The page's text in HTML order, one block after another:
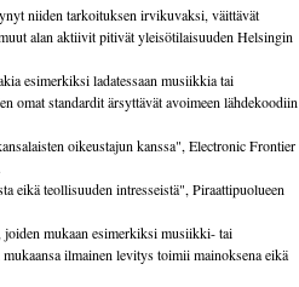
niiden tarkoituksen irvikuvaksi, väittävät
alan aktiivit pitivät yleisötilaisuuden Helsingin
esimerkiksi ladatessaan musiikkia tai
omat standardit ärsyttävät avoimeen lähdekoodiin
oikeustajun kanssa", Electronic Frontier
eikä teollisuuden intresseistä", Piraattipuolueen
joiden mukaan esimerkiksi musiikki- tai
ilmainen levitys toimii mainoksena eikä